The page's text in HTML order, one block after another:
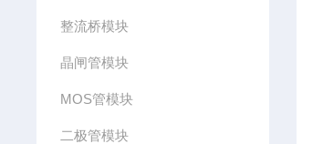
整流桥模块
晶闸管模块
MOS管模块
二极管模块